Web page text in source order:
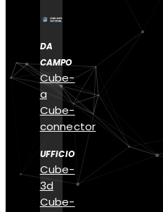
DA
CAMPO
Cube-
a
Cube-
connector
UFFICIO
Cube-
3d
Cube-